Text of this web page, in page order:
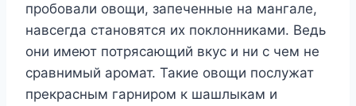
пробовали овощи, запеченные на мангале,
навсегда становятся их поклонниками. Ведь
они имеют потрясающий вкус и ни с чем не
сравнимый аромат. Такие овощи послужат
прекрасным гарниром к шашлыкам и